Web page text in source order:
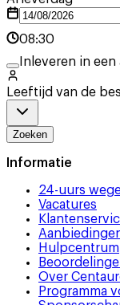
08:30
Inleveren in
Leeftijd van de
Zoeken
Informatie
24-uurs
Vacatures
Hulpcentrum
Over
Programma